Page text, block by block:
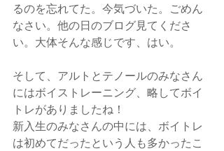
るのを忘れてた。今気づいた。ごめん
なさい。他の日のブログ見てくださ
い。大体そんな感じです、はい。
そして、アルトとテノールのみなさん
にはボイストレーニング、略してボイ
トレがありましたね！
新入生のみなさんの中には、ボイトレ
は初めてだったという人も多かったこ